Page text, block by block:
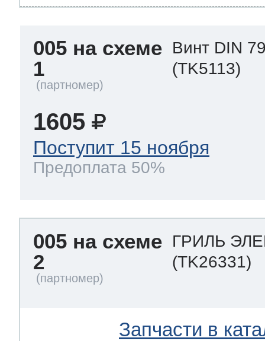
005 на схеме
1
Винт DIN
(TK5113)
1605
Поступит 15 ноября
Предоплата 50%
005 на схеме
2
ГРИЛЬ
(TK26331)
Запчасти в